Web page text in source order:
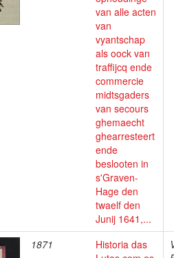
van alle acten
van
vyantschap
als oock van
traffijcq ende
commercie
midtsgaders
van secours
ghemaecht
ghearresteert
ende
beslooten in
s'Graven-
Hage den
twaelf den
Junij 1641,...
1871
Historia das